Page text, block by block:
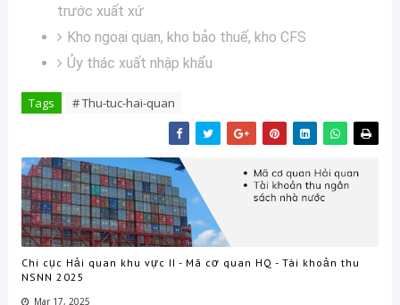
trước xuất xứ
Kho ngoại quan, kho bảo thuế, kho CFS
Ủy thác xuất nhập khẩu
Tags # Thu-tuc-hai-quan
Chi cục Hải quan khu vực II - Mã cơ quan HQ - Tài khoản thu
NSNN 2025
Mar 17, 2025